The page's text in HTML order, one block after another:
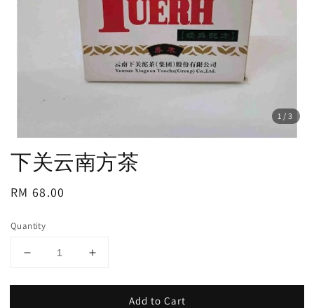
1 /3
下关云南方茶
Regular
RM 68.00
Quantity
Add to Cart